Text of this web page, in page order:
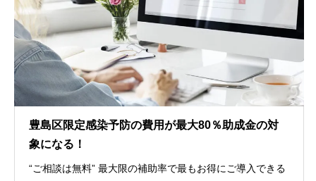
豊島区限定感染予防の費用が最大80％助成金の対
象になる！
“ご相談は無料” 最大限の補助率で最もお得にご導入できる